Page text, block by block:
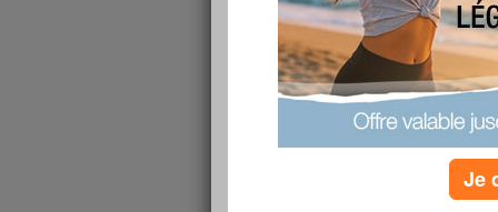
Bonjour
je vous offre le plus
Je